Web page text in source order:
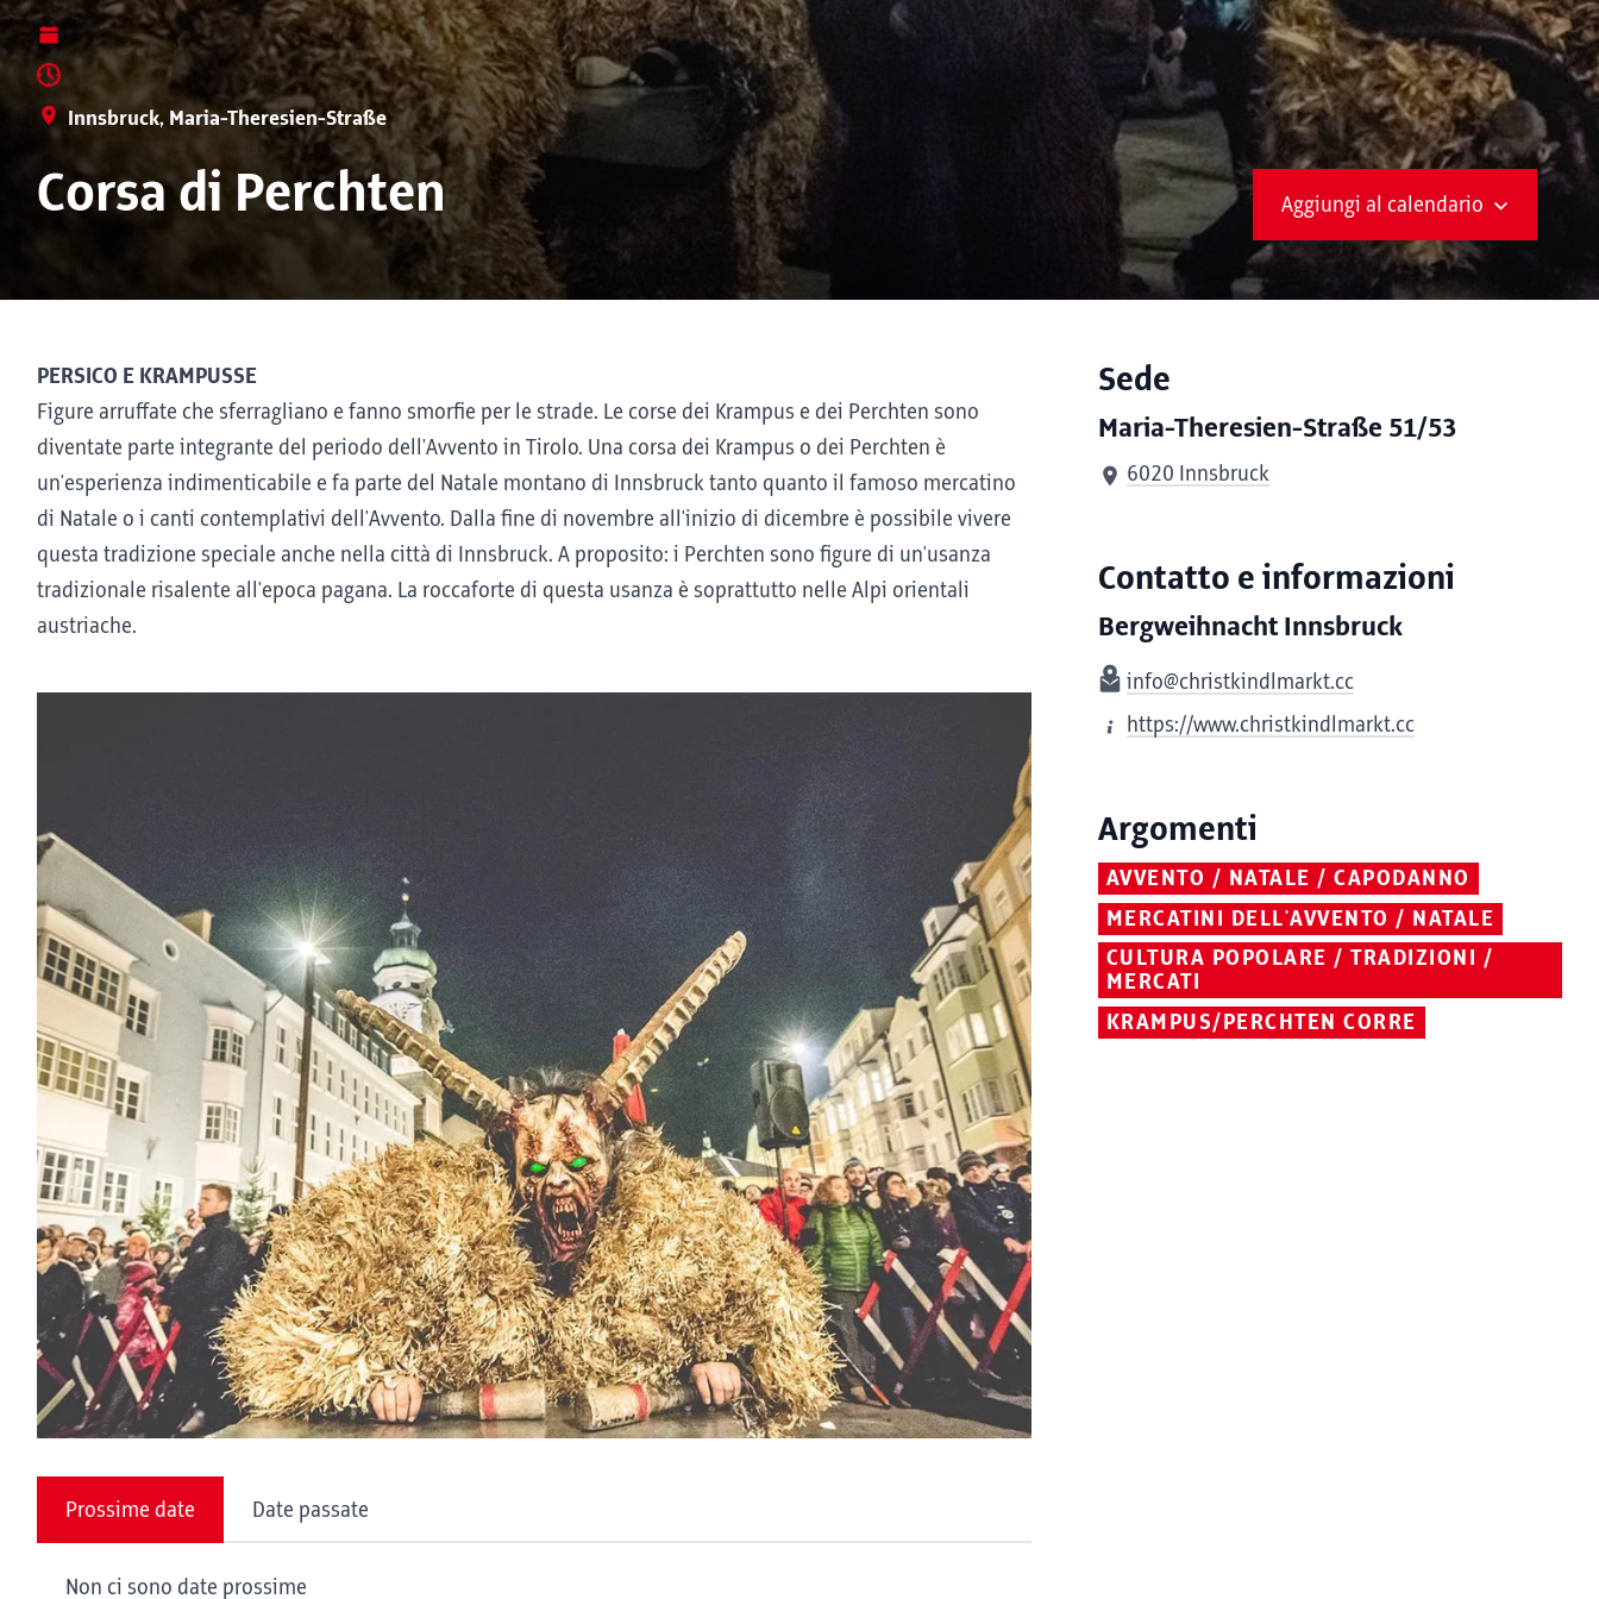
Innsbruck, Maria-Theresien-Straße
Corsa di Perchten Aggiungi al calendario
PERSICO E KRAMPUSSE
Figure arruffate che sferragliano e fanno smorfie per le strade. Le corse dei Krampus e dei Perchten sono
diventate parte integrante del periodo dell'Avvento in Tirolo. Una corsa dei Krampus o dei Perchten è
un'esperienza indimenticabile e fa parte del Natale montano di Innsbruck tanto quanto il famoso mercatino
di Natale o i canti contemplativi dell'Avvento. Dalla fine di novembre all'inizio di dicembre è possibile vivere
questa tradizione speciale anche nella città di Innsbruck. A proposito: i Perchten sono figure di un'usanza
tradizionale risalente all'epoca pagana. La roccaforte di questa usanza è soprattutto nelle Alpi orientali
austriache.
Prossime date Date passate
Non ci sono date prossime
Sede
Maria-Theresien-Straße 51/53
6020 Innsbruck
Contatto e informazioni
Bergweihnacht Innsbruck
info@christkindlmarkt.cc
https://www.christkindlmarkt.cc
Argomenti
AVVENTO / NATALE / CAPODANNO
MERCATINI DELL'AVVENTO / NATALE
CULTURA POPOLARE / TRADIZIONI /
MERCATI
KRAMPUS/PERCHTEN CORRE